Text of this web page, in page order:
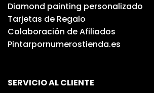
Diamond painting personalizado
Tarjetas de Regalo
Colaboración de Afiliados
Pintarpornumerostienda.es
SERVICIO AL CLIENTE